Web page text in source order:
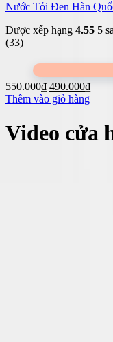
Nước Tỏi Đen Hàn
Được xếp hạng 4.55 5
(33)
550.000₫ Giá
gốc
550.000₫.
490.000₫Giá
Thêm vào giỏ hàng
Video cửa